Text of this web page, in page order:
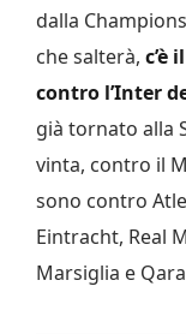
dalla
che salterà, c’è
contro l’Inter
già tornato alla
vinta, contro il
sono contro
Eintracht, Real
Marsiglia e